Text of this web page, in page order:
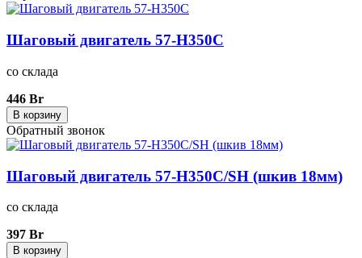
Шаговый двигатель 57-H350C
со склада
446 Br
В корзину
Обратный звонок
Шаговый двигатель 57-H350C/SH (шкив 18мм)
со склада
397 Br
В корзину